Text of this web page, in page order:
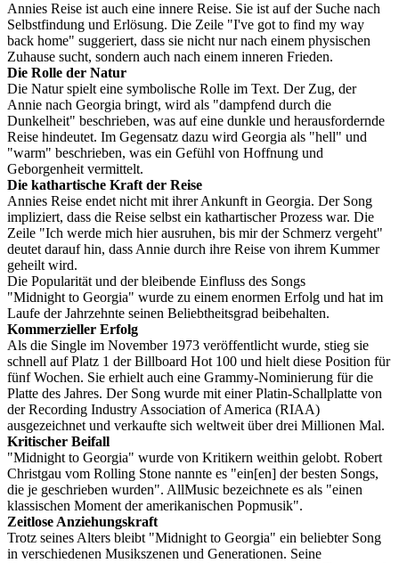
Annies Reise ist auch eine innere Reise. Sie ist auf der Suche nach
Selbstfindung und Erlösung. Die Zeile "I've got to find my way
back home" suggeriert, dass sie nicht nur nach einem physischen
Zuhause sucht, sondern auch nach einem inneren Frieden.
Die Rolle der Natur
Die Natur spielt eine symbolische Rolle im Text. Der Zug, der
Annie nach Georgia bringt, wird als "dampfend durch die
Dunkelheit" beschrieben, was auf eine dunkle und herausfordernde
Reise hindeutet. Im Gegensatz dazu wird Georgia als "hell" und
"warm" beschrieben, was ein Gefühl von Hoffnung und
Geborgenheit vermittelt.
Die kathartische Kraft der Reise
Annies Reise endet nicht mit ihrer Ankunft in Georgia. Der Song
impliziert, dass die Reise selbst ein kathartischer Prozess war. Die
Zeile "Ich werde mich hier ausruhen, bis mir der Schmerz vergeht"
deutet darauf hin, dass Annie durch ihre Reise von ihrem Kummer
geheilt wird.
Die Popularität und der bleibende Einfluss des Songs
"Midnight to Georgia" wurde zu einem enormen Erfolg und hat im
Laufe der Jahrzehnte seinen Beliebtheitsgrad beibehalten.
Kommerzieller Erfolg
Als die Single im November 1973 veröffentlicht wurde, stieg sie
schnell auf Platz 1 der Billboard Hot 100 und hielt diese Position für
fünf Wochen. Sie erhielt auch eine Grammy-Nominierung für die
Platte des Jahres. Der Song wurde mit einer Platin-Schallplatte von
der Recording Industry Association of America (RIAA)
ausgezeichnet und verkaufte sich weltweit über drei Millionen Mal.
Kritischer Beifall
"Midnight to Georgia" wurde von Kritikern weithin gelobt. Robert
Christgau vom Rolling Stone nannte es "ein[en] der besten Songs,
die je geschrieben wurden". AllMusic bezeichnete es als "einen
klassischen Moment der amerikanischen Popmusik".
Zeitlose Anziehungskraft
Trotz seines Alters bleibt "Midnight to Georgia" ein beliebter Song
in verschiedenen Musikszenen und Generationen. Seine